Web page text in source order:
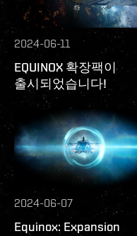
2024-06-11
EQUINOX 확장팩이
출시되었습니다!
2024-06-07
Equinox: Expansion